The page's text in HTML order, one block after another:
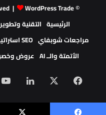
© Copyright 2026, All Rights Reserved |
WordPress Trade
الرئيسية التقنية
مراجعات شوبفاي SEO استراتيجيات السيو
الأتمتة والــ AI
عروض
فيسبوك لينكدإن